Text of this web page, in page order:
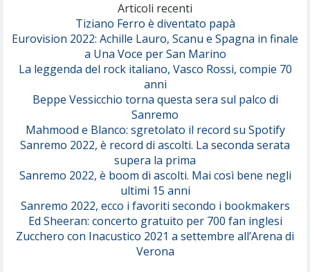
Serenamente
Articoli recenti
Tiziano Ferro è diventato papà
Eurovision 2022: Achille Lauro, Scanu e Spagna in finale
a Una Voce per San Marino
La leggenda del rock italiano, Vasco Rossi, compie 70
anni
Beppe Vessicchio torna questa sera sul palco di
Sanremo
Mahmood e Blanco: sgretolato il record su Spotify
Sanremo 2022, è record di ascolti. La seconda serata
supera la prima
Sanremo 2022, è boom di ascolti. Mai così bene negli
ultimi 15 anni
Sanremo 2022, ecco i favoriti secondo i bookmakers
Ed Sheeran: concerto gratuito per 700 fan inglesi
Zucchero con Inacustico 2021 a settembre all’Arena di
Verona